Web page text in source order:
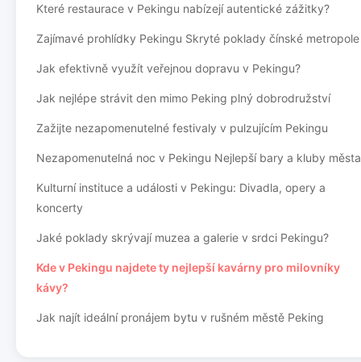
Které restaurace v Pekingu nabízejí autentické zážitky?
Zajímavé prohlídky Pekingu Skryté poklady čínské metropole
Jak efektivně využít veřejnou dopravu v Pekingu?
Jak nejlépe strávit den mimo Peking plný dobrodružství
Zažijte nezapomenutelné festivaly v pulzujícím Pekingu
Nezapomenutelná noc v Pekingu Nejlepší bary a kluby města
Kulturní instituce a události v Pekingu: Divadla, opery a
koncerty
Jaké poklady skrývají muzea a galerie v srdci Pekingu?
Kde v Pekingu najdete ty nejlepší kavárny pro milovníky
kávy?
Jak najít ideální pronájem bytu v rušném městě Peking